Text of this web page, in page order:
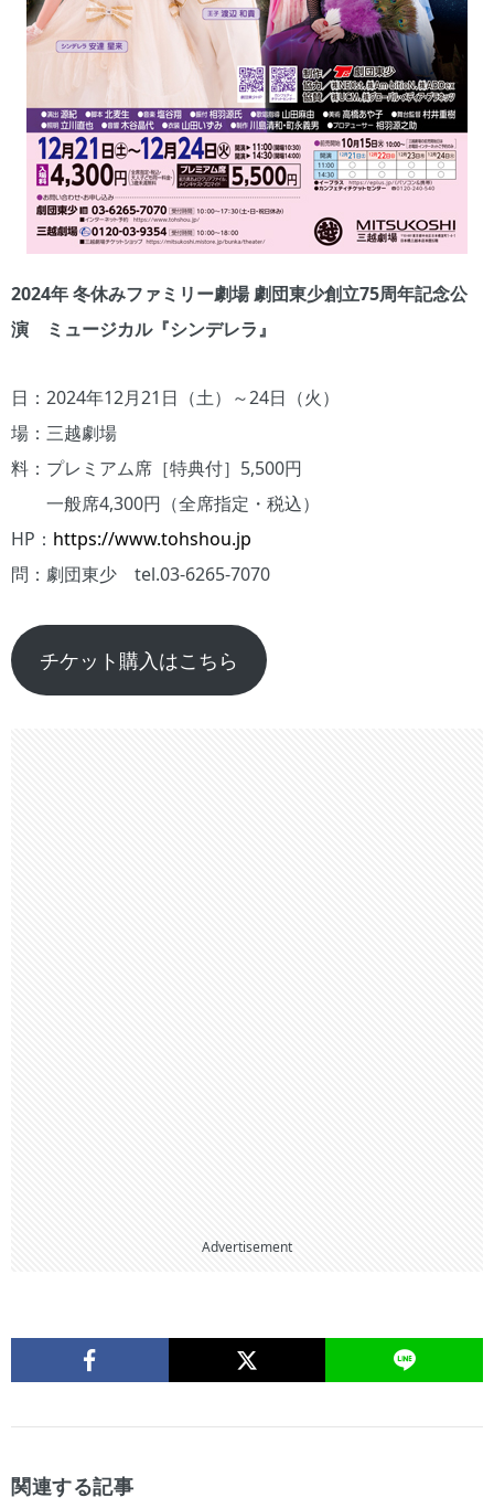
2024年 冬休みファミリー劇場 劇団東少創立75周年記念公
演 ミュージカル『シンデレラ』
日：2024年12月21日（土）～24日（火）
場：三越劇場
料：プレミアム席［特典付］5,500円
一般席4,300円（全席指定・税込）
HP： https://www.tohshou.jp
問：劇団東少 tel.03-6265-7070
チケット購入はこちら
Advertisement
関連する記事